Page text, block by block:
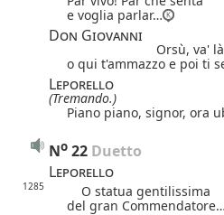
e voglia parlar…
Don Giovanni
Orsù, va'
o qui t'ammazzo e poi ti
Leporello
(Tremando.)
Piano piano, signor, ora
No 22 Duetto
Leporello
1285
O statua gentilissima
del gran Commendatore…